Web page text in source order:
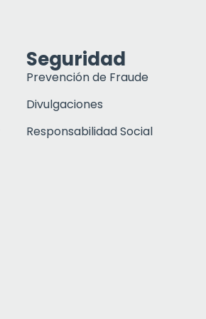
Seguridad
Prevención de Fraude
Divulgaciones
Responsabilidad Social